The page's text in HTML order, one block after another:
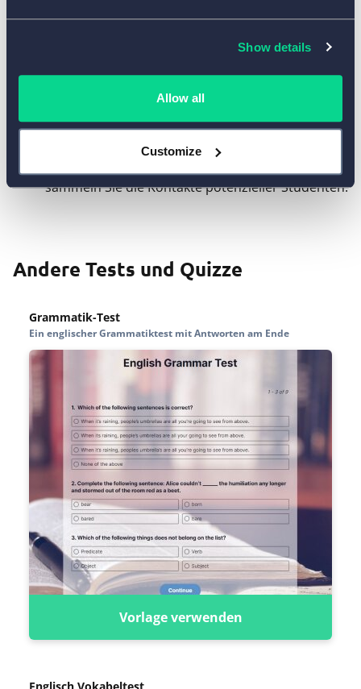
Show details
Allow all
Customize
benutzerdefinierte Ergebnisseiten mit Lerntipps
Erstellen Sie ein unterhaltsames Quiz und zeigen
Sie die richtigen Antworten mit Erklärungen nach
Erstellen Sie benutzerdefinierte “Dankeschön”-
sammeln Sie die Kontakte potenzieller Studenten.
Andere Tests und Quizze
Grammatik-Test
Ein englischer Grammatiktest mit Antworten am Ende
Vorlage verwenden